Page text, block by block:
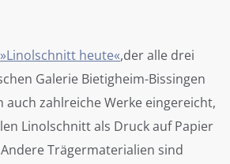
»Linolschnitt heute«,der alle drei
Galerie Bietigheim-Bissingen
zahlreiche Werke eingereicht,
Linolschnitt als Druck auf Papier
Trägermaterialien sind